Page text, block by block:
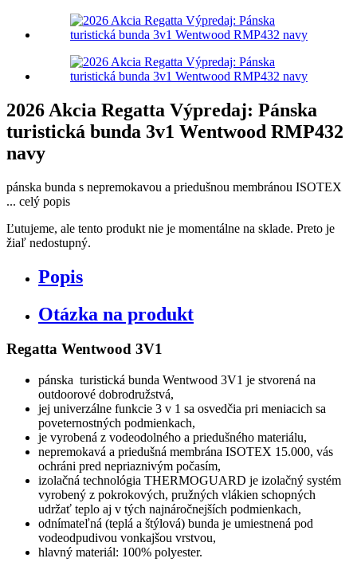
2026 Akcia Regatta Výpredaj: Pánska
turistická bunda 3v1 Wentwood RMP432
navy
pánska bunda s nepremokavou a priedušnou membránou ISOTEX
... celý popis
Ľutujeme, ale tento produkt nie je momentálne na sklade. Preto je
žiaľ nedostupný.
Popis
Otázka na produkt
Regatta Wentwood 3V1
pánska turistická bunda Wentwood 3V1 je stvorená na
outdoorové dobrodružstvá,
jej univerzálne funkcie 3 v 1 sa osvedčia pri meniacich sa
poveternostných podmienkach,
je vyrobená z vodeodolného a priedušného materiálu,
nepremokavá a priedušná membrána ISOTEX 15.000, vás
ochráni pred nepriaznivým počasím,
izolačná technológia THERMOGUARD je izolačný systém
vyrobený z pokrokových, pružných vlákien schopných
udržať teplo aj v tých najnáročnejších podmienkach,
odnímateľná (teplá a štýlová) bunda je umiestnená pod
vodeodpudivou vonkajšou vrstvou,
hlavný materiál: 100% polyester.